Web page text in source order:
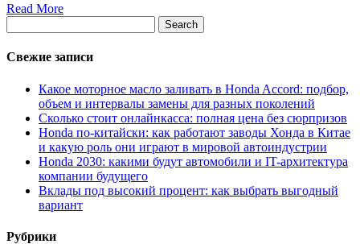
Read More
Свежие записи
Какое моторное масло заливать в Honda Accord: подбор,
объем и интервалы замены для разных поколений
Сколько стоит онлайнкасса: полная цена без сюрпризов
Honda по-китайски: как работают заводы Хонда в Китае
и какую роль они играют в мировой автоиндустрии
Honda 2030: какими будут автомобили и IT-архитектура
компании будущего
Вклады под высокий процент: как выбрать выгодный
вариант
Рубрики